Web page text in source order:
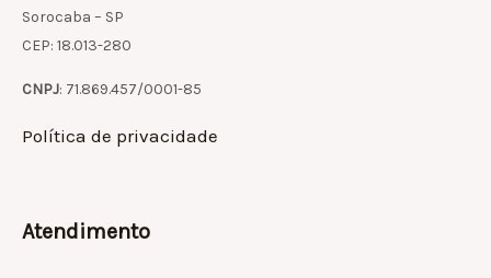
Sorocaba – SP
CEP: 18.013-280
CNPJ: 71.869.457/0001-85
Política de privacidade
Atendimento